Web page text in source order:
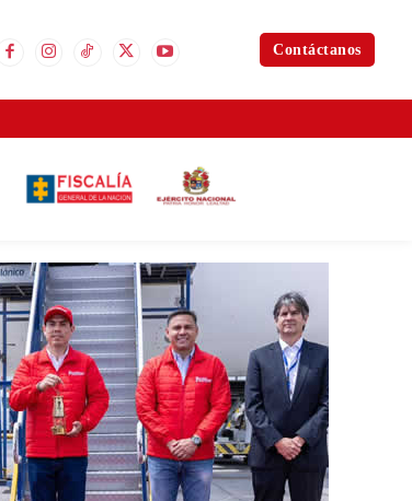
Contáctanos